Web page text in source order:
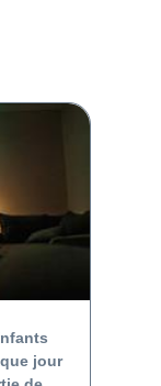
jour